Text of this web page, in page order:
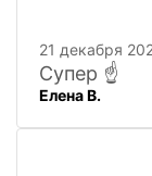
искать
21 декабря
Супер ☝️
Елена В.